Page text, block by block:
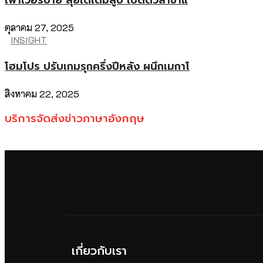
ตุลาคม 27, 2025
INSIGHT
โฮมโปร ปรับเกมรุกครึ่งปีหลัง ผนึกเมกาโ
สิงหาคม 22, 2025
บริการจัดส่งข่าวภาษาอังกฤษ
เกี่ยวกับเรา